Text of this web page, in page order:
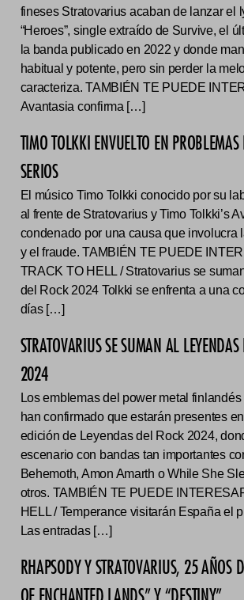
fineses Stratovarius acaban de lanzar el
“Heroes”, single extraído de Survive, el
la banda publicado en 2022 y donde
habitual y potente, pero sin perder la
caracteriza. TAMBIÉN TE PUEDE
Avantasia confirma […]
TIMO TOLKKI ENVUELTO EN
SERIOS
El músico Timo Tolkki conocido por su
al frente de Stratovarius y Timo Tolkki’s
condenado por una causa que involucra
y el fraude. TAMBIÉN TE PUEDE
TRACK TO HELL / Stratovarius se
del Rock 2024 Tolkki se enfrenta a una
días […]
STRATOVARIUS SE SUMAN AL
2024
Los emblemas del power metal
han confirmado que estarán presentes
edición de Leyendas del Rock 2024,
escenario con bandas tan importantes
Behemoth, Amon Amarth o While She
otros. TAMBIÉN TE PUEDE
HELL / Temperance visitarán España el
Las entradas […]
RHAPSODY Y STRATOVARIUS, 25 AÑOS
OF ENCHANTED LANDS” Y “DESTINY”